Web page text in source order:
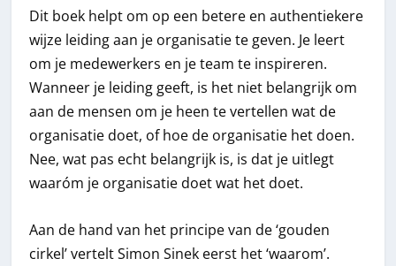
Dit boek helpt om op een betere en authentiekere
wijze leiding aan je organisatie te geven. Je leert
om je medewerkers en je team te inspireren.
Wanneer je leiding geeft, is het niet belangrijk om
aan de mensen om je heen te vertellen wat de
organisatie doet, of hoe de organisatie het doen.
Nee, wat pas echt belangrijk is, is dat je uitlegt
waaróm je organisatie doet wat het doet.
Aan de hand van het principe van de ‘gouden
cirkel’ vertelt Simon Sinek eerst het ‘waarom’.